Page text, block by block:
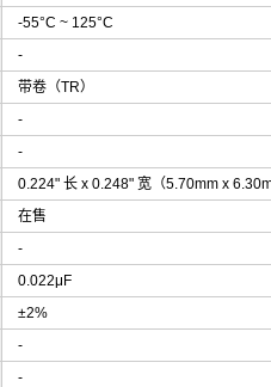
-55°C ~ 125°C
-
带卷（TR）
-
-
0.224" 长 x 0.248" 宽（5.70mm x
在售
-
0.022μF
±2%
-
-